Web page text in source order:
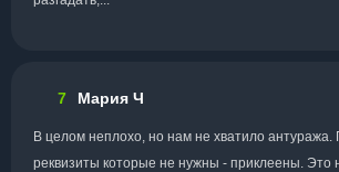
7 Мария Ч
В целом неплохо, но нам не хватило антуража.
реквизиты которые не нужны - приклеены. Это